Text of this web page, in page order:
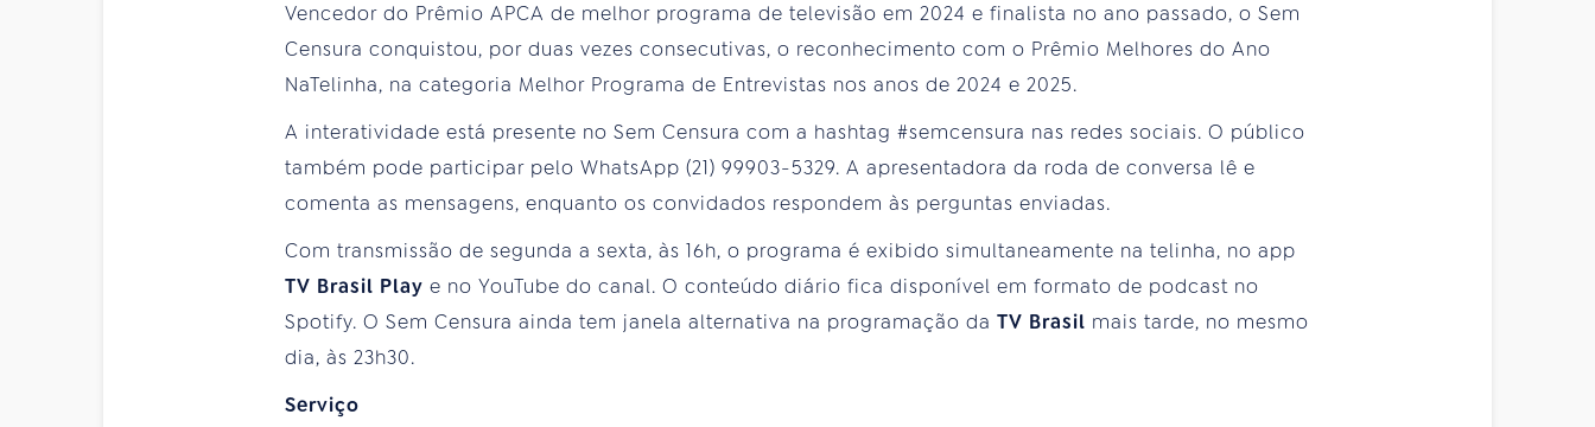
Vencedor do Prêmio APCA de melhor programa de televisão em 2024 e finalista no ano passado, o Sem
Censura conquistou, por duas vezes consecutivas, o reconhecimento com o Prêmio Melhores do Ano
NaTelinha, na categoria Melhor Programa de Entrevistas nos anos de 2024 e 2025.
A interatividade está presente no Sem Censura com a hashtag #semcensura nas redes sociais. O público
também pode participar pelo WhatsApp (21) 99903-5329. A apresentadora da roda de conversa lê e
comenta as mensagens, enquanto os convidados respondem às perguntas enviadas.
Com transmissão de segunda a sexta, às 16h, o programa é exibido simultaneamente na telinha, no app
TV Brasil Play e no YouTube do canal. O conteúdo diário fica disponível em formato de podcast no
Spotify. O Sem Censura ainda tem janela alternativa na programação da TV Brasil mais tarde, no mesmo
dia, às 23h30.
Serviço